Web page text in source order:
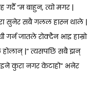
“म बाहुन, त्यो मगर |
सुनेर सबै गलल हास्न थाले |
गर्न जातले रोक्दैन भाइ हाम्रो
होलान् |” त्यसपछि सबै झन्
कुरा नगर केटाहो” भनेर